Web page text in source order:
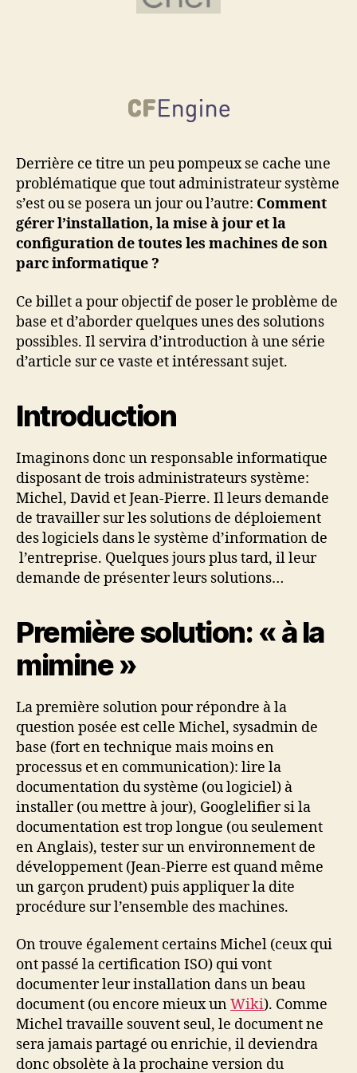
Derrière ce titre un peu pompeux se cache une
problématique que tout administrateur système
s’est ou se posera un jour ou l’autre: Comment
gérer l’installation, la mise à jour et la
configuration de toutes les machines de son
parc informatique ?
Ce billet a pour objectif de poser le problème de
base et d’aborder quelques unes des solutions
possibles. Il servira d’introduction à une série
d’article sur ce vaste et intéressant sujet.
Introduction
Imaginons donc un responsable informatique
disposant de trois administrateurs système:
Michel, David et Jean-Pierre. Il leurs demande
de travailler sur les solutions de déploiement
des logiciels dans le système d’information de
l’entreprise. Quelques jours plus tard, il leur
demande de présenter leurs solutions…
Première solution: « à la
mimine »
La première solution pour répondre à la
question posée est celle Michel, sysadmin de
base (fort en technique mais moins en
processus et en communication): lire la
documentation du système (ou logiciel) à
installer (ou mettre à jour), Googlelifier si la
documentation est trop longue (ou seulement
en Anglais), tester sur un environnement de
développement (Jean-Pierre est quand même
un garçon prudent) puis appliquer la dite
procédure sur l’ensemble des machines.
On trouve également certains Michel (ceux qui
ont passé la certification ISO) qui vont
documenter leur installation dans un beau
document (ou encore mieux unWiki). Comme
Michel travaille souvent seul, le document ne
sera jamais partagé ou enrichie, il deviendra
donc obsolète à la prochaine version du